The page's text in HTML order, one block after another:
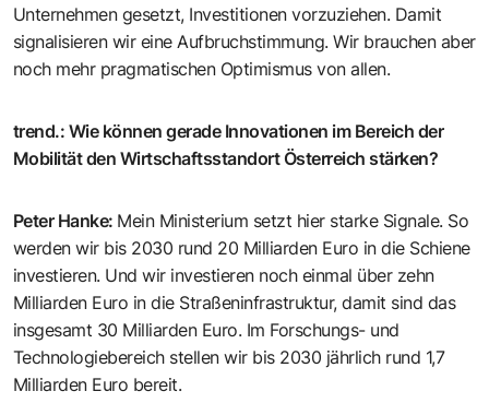
Unternehmen gesetzt, Investitionen vorzuziehen. Damit
signalisieren wir eine Aufbruchstimmung. Wir brauchen aber
noch mehr pragmatischen Optimismus von allen.
trend.: Wie können gerade Innovationen im Bereich der
Mobilität den Wirtschaftsstandort Österreich stärken?
Peter Hanke: Mein Ministerium setzt hier starke Signale. So
werden wir bis 2030 rund 20 Milliarden Euro in die Schiene
investieren. Und wir investieren noch einmal über zehn
Milliarden Euro in die Straßeninfrastruktur, damit sind das
insgesamt 30 Milliarden Euro. Im Forschungs- und
Technologiebereich stellen wir bis 2030 jährlich rund 1,7
Milliarden Euro bereit.